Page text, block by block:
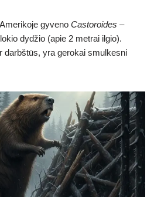
gyveno Castoroides –
dydžio (apie 2 metrai ilgio).
darbštūs, yra gerokai smulkesni